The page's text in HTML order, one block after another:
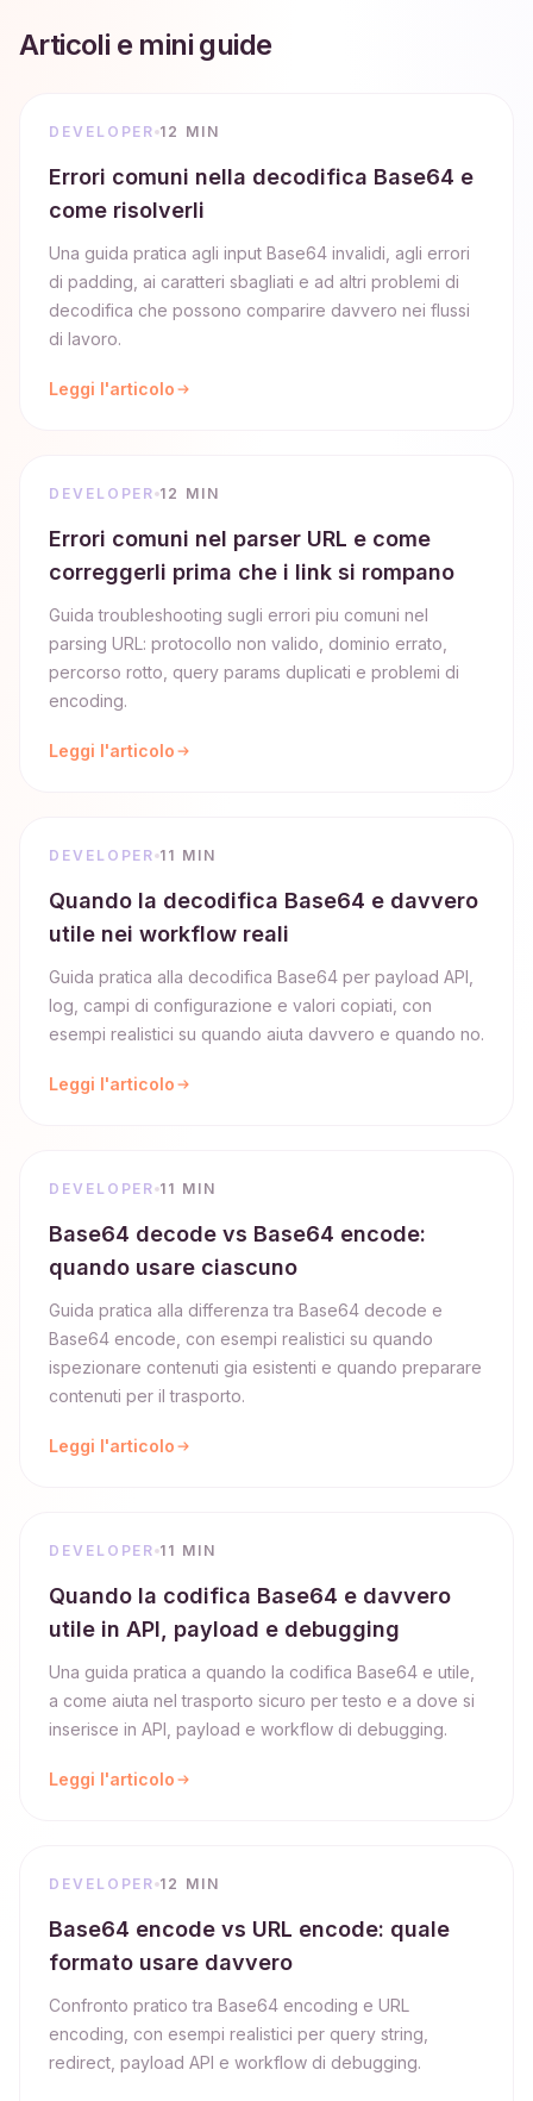
Articoli e mini guide
DEVELOPER 12 MIN
Errori comuni nella decodifica Base64 e
come risolverli
Una guida pratica agli input Base64 invalidi, agli errori
di padding, ai caratteri sbagliati e ad altri problemi di
decodifica che possono comparire davvero nei flussi
di lavoro.
Leggi l'articolo
DEVELOPER 12 MIN
Errori comuni nel parser URL e come
correggerli prima che i link si rompano
Guida troubleshooting sugli errori piu comuni nel
parsing URL: protocollo non valido, dominio errato,
percorso rotto, query params duplicati e problemi di
encoding.
Leggi l'articolo
DEVELOPER 11 MIN
Quando la decodifica Base64 e davvero
utile nei workflow reali
Guida pratica alla decodifica Base64 per payload API,
log, campi di configurazione e valori copiati, con
esempi realistici su quando aiuta davvero e quando no.
Leggi l'articolo
DEVELOPER 11 MIN
Base64 decode vs Base64 encode:
quando usare ciascuno
Guida pratica alla differenza tra Base64 decode e
Base64 encode, con esempi realistici su quando
ispezionare contenuti gia esistenti e quando preparare
contenuti per il trasporto.
Leggi l'articolo
DEVELOPER 11 MIN
Quando la codifica Base64 e davvero
utile in API, payload e debugging
Una guida pratica a quando la codifica Base64 e utile,
a come aiuta nel trasporto sicuro per testo e a dove si
inserisce in API, payload e workflow di debugging.
Leggi l'articolo
DEVELOPER 12 MIN
Base64 encode vs URL encode: quale
formato usare davvero
Confronto pratico tra Base64 encoding e URL
encoding, con esempi realistici per query string,
redirect, payload API e workflow di debugging.